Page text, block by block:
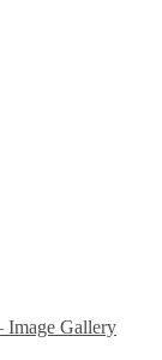
Image Gallery